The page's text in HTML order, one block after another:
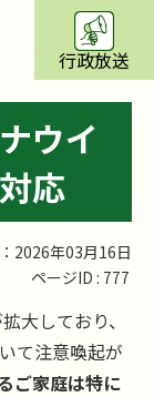
行政放送
ウイ
応
2026年03月16日
ページID : 777
大しており、
て注意喚起が
ご家庭は特に